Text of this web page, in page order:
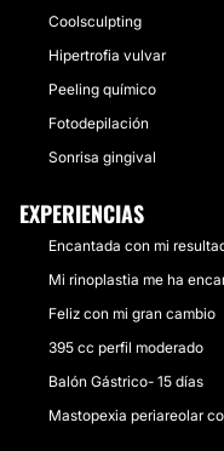
Coolsculpting
Hipertrofia vulvar
Peeling químico
Fotodepilación
Sonrisa gingival
EXPERIENCIAS
Encantada con mi
Mi rinoplastia me ha
Feliz con mi gran cambio
395 cc perfil moderado
Balón Gástrico- 15 días
Mastopexia periareolar